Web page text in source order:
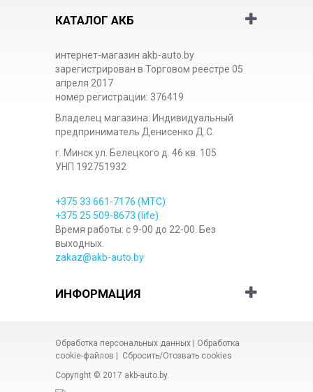
КАТАЛОГ АКБ
интернет-магазин akb-auto.by
зарегистрирован в Торговом реестре 05
апреля 2017
номер регистрации: 376419
Владелец магазина: Индивидуальный
предприниматель Денисенко Д.С.
г. Минск ул. Белецкого д. 46 кв. 105
УНП 192751932
+375 33 661-7176 (МТС)
+375 25 509-8673 (life)
Время работы: с 9-00 до 22-00. Без
выходных.
zakaz@akb-auto.by
ИНФОРМАЦИЯ
Обработка персональных данных
Обработка
cookie-файлов
Сбросить/Отозвать cookies
Copyright © 2017 akb-auto.by.